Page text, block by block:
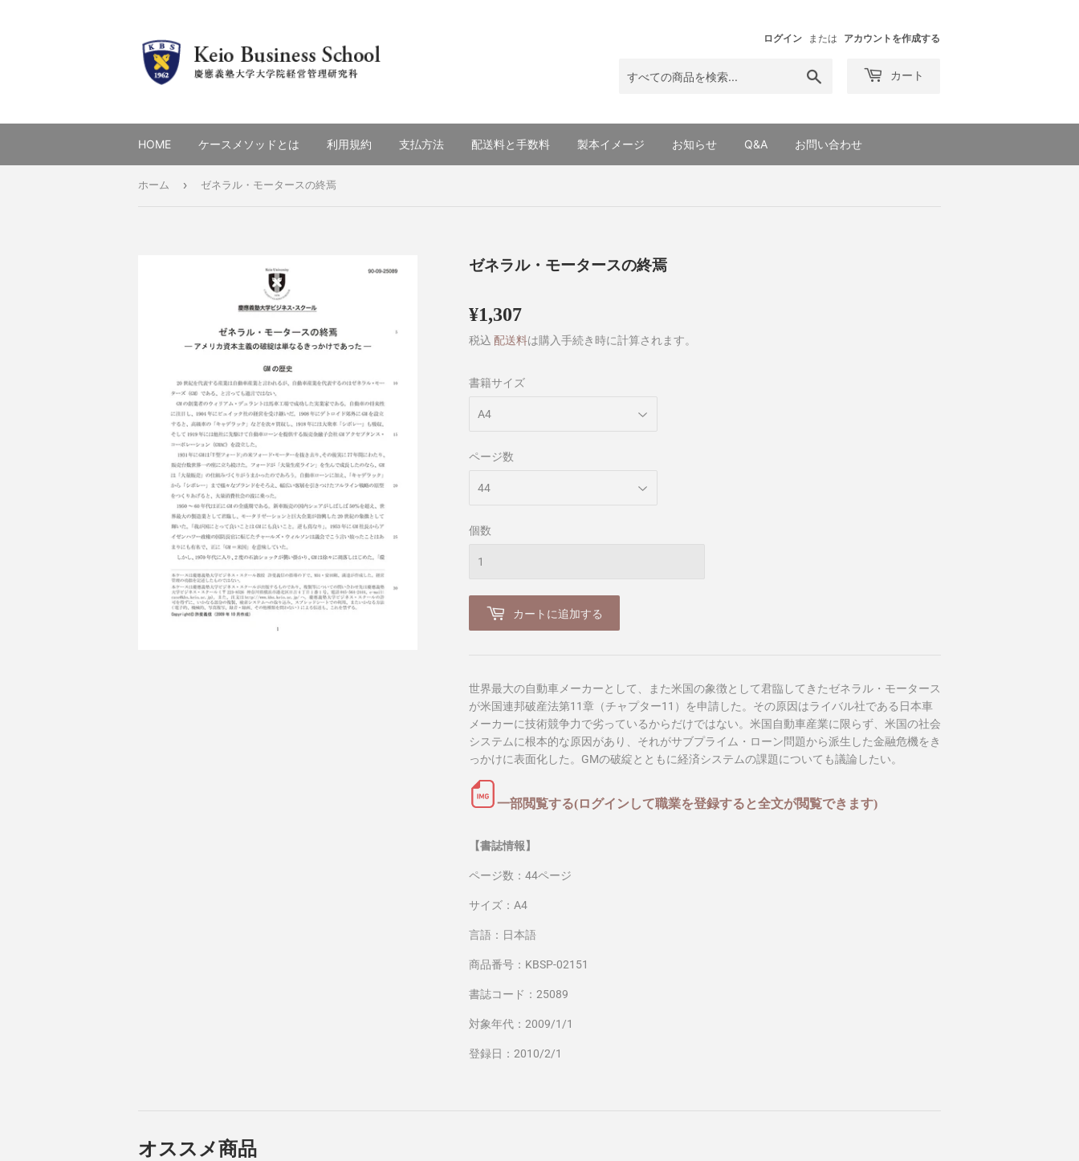
ログイン または アカウントを作成する
る
カート
HOME ケースメソッドとは 利用規約 支払方法 配送料と手数料 製本イメージ お知らせ Q&A お問い合わせ
ホーム › ゼネラル・モータースの終焉
ゼネラル・モータースの終焉
¥1,307
税込 配送料は購入手続き時に計算されます。
書籍サイズ
ページ数
個数
カートに追加する
世界最大の自動車メーカーとして、また米国の象徴として君臨してきたゼネラル・モータース
が米国連邦破産法第11章（チャプター11）を申請した。その原因はライバル社である日本車
メーカーに技術競争力で劣っているからだけではない。米国自動車産業に限らず、米国の社会
システムに根本的な原因があり、それがサブプライム・ローン問題から派生した金融危機をき
っかけに表面化した。GMの破綻とともに経済システムの課題についても議論したい。
一部閲覧する(ログインして職業を登録すると全文が閲覧できます)
【書誌情報】
ページ数：44ページ
サイズ：A4
言語：日本語
商品番号：KBSP-02151
書誌コード：25089
対象年代：2009/1/1
登録日：2010/2/1
オススメ商品